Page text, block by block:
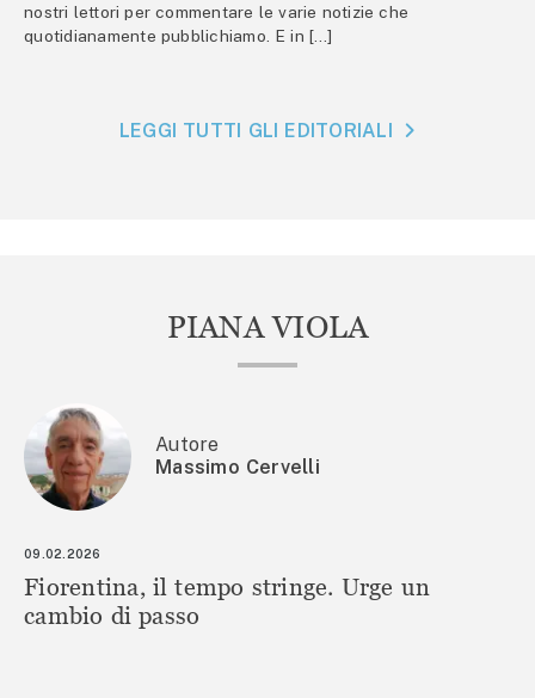
nostri lettori per commentare le varie notizie che
quotidianamente pubblichiamo. E in […]
LEGGI TUTTI GLI EDITORIALI
PIANA VIOLA
Autore
Massimo Cervelli
09.02.2026
Fiorentina, il tempo stringe. Urge un
cambio di passo